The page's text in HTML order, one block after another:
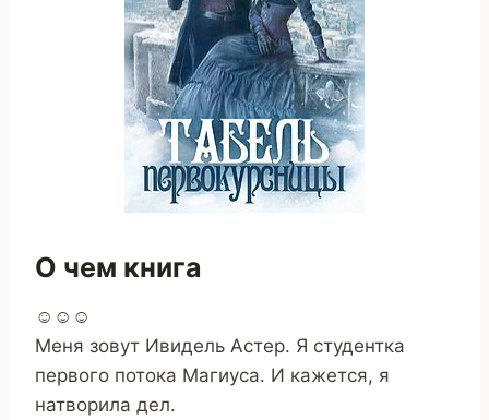
О чем книга
☺☺☺
Меня зовут Ивидель Астер. Я студентка
первого потока Магиуса. И кажется, я
натворила дел.